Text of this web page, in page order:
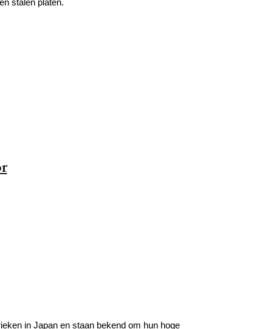
in Japan en staan bekend om hun hoge